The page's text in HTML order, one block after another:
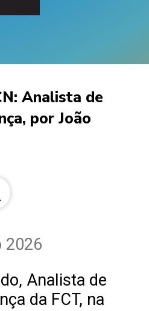
Analista de
por João
2026
Analista de
da FCT, na